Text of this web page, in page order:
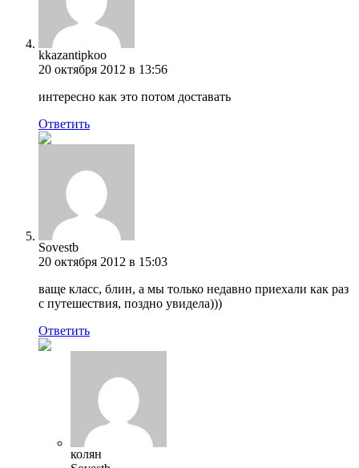
kkazantipkoo
20 октября 2012 в 13:56
интересно как это потом доставать
Ответить
Sovestb
20 октября 2012 в 15:03
ваще класс, блин, а мы только недавно приехали как раз
с путешествия, поздно увидела)))
Ответить
колян